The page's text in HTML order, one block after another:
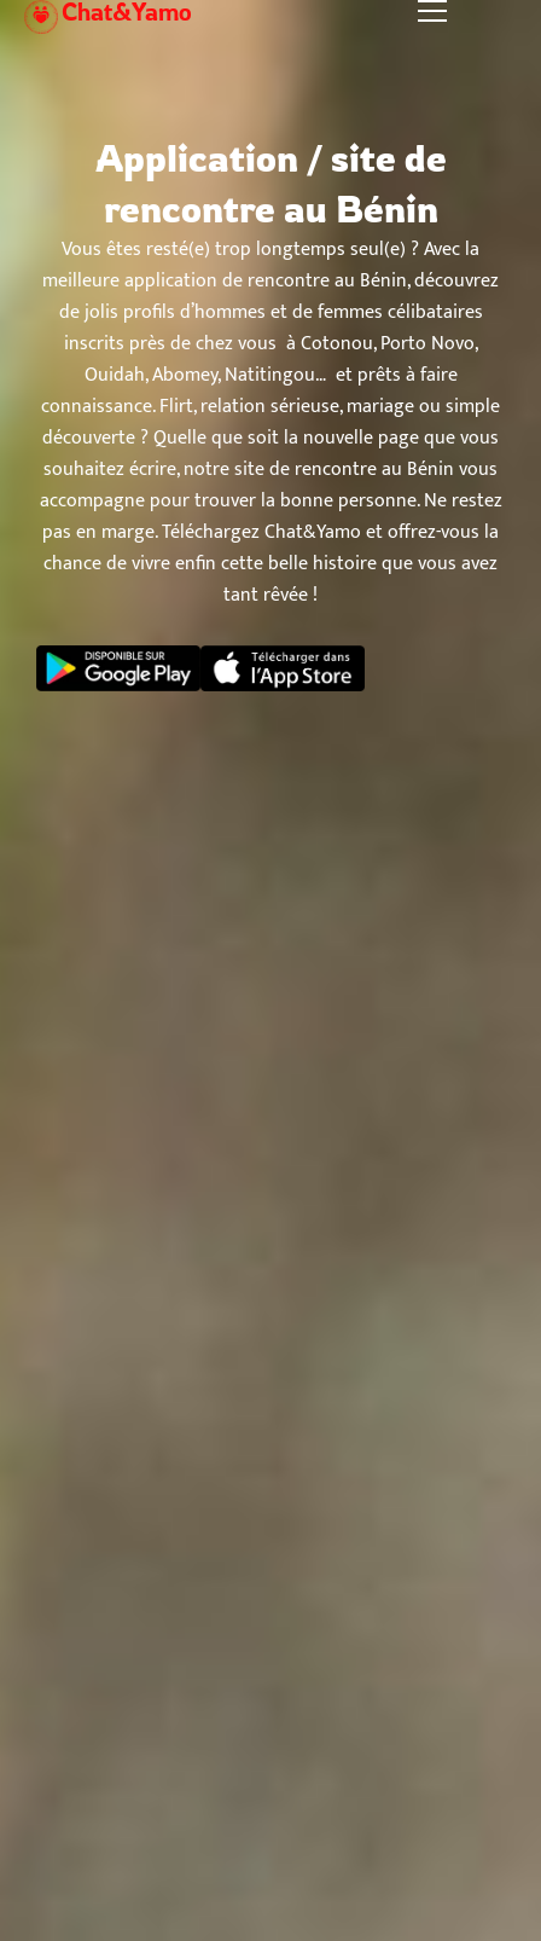
Aller
Chat&Yamo
Application / site de
rencontre au Bénin
Vous êtes resté(e) trop longtemps seul(e) ? Avec la
meilleure application de rencontre au Bénin, découvrez
de jolis profils d’hommes et de femmes célibataires
inscrits près de chez vous à Cotonou, Porto Novo,
Ouidah, Abomey, Natitingou… et prêts à faire
connaissance. Flirt, relation sérieuse, mariage ou simple
découverte ? Quelle que soit la nouvelle page que vous
souhaitez écrire, notre site de rencontre au Bénin vous
accompagne pour trouver la bonne personne. Ne restez
pas en marge. Téléchargez Chat&Yamo et offrez-vous la
chance de vivre enfin cette belle histoire que vous avez
tant rêvée !